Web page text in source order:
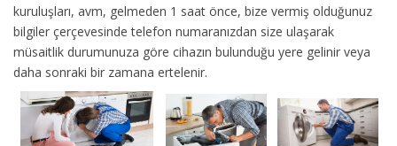
kuruluşları, avm, gelmeden 1 saat önce, bize vermiş olduğunuz
bilgiler çerçevesinde telefon numaranızdan size ulaşarak
müsaitlik durumunuza göre cihazın bulunduğu yere gelinir veya
daha sonraki bir zamana ertelenir.